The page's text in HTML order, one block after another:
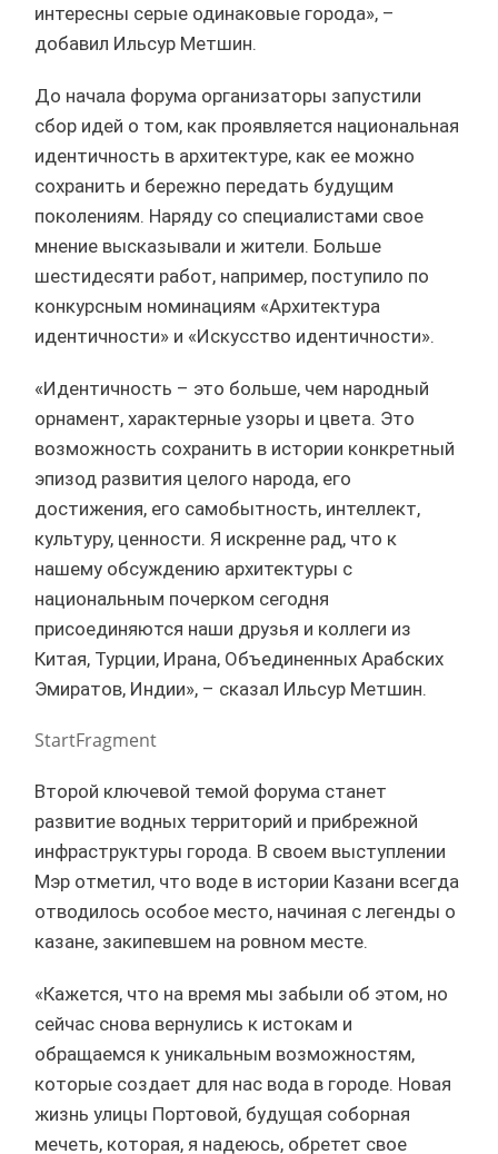
интересны серые одинаковые города», –
добавил Ильсур Метшин.
До начала форума организаторы запустили
сбор идей о том, как проявляется национальная
идентичность в архитектуре, как ее можно
сохранить и бережно передать будущим
поколениям. Наряду со специалистами свое
мнение высказывали и жители. Больше
шестидесяти работ, например, поступило по
конкурсным номинациям «Архитектура
идентичности» и «Искусство идентичности».
«Идентичность – это больше, чем народный
орнамент, характерные узоры и цвета. Это
возможность сохранить в истории конкретный
эпизод развития целого народа, его
достижения, его самобытность, интеллект,
культуру, ценности. Я искренне рад, что к
нашему обсуждению архитектуры с
национальным почерком сегодня
присоединяются наши друзья и коллеги из
Китая, Турции, Ирана, Объединенных Арабских
Эмиратов, Индии», – сказал Ильсур Метшин.
StartFragment
Второй ключевой темой форума станет
развитие водных территорий и прибрежной
инфраструктуры города. В своем выступлении
Мэр отметил, что воде в истории Казани всегда
отводилось особое место, начиная с легенды о
казане, закипевшем на ровном месте.
«Кажется, что на время мы забыли об этом, но
сейчас снова вернулись к истокам и
обращаемся к уникальным возможностям,
которые создает для нас вода в городе. Новая
жизнь улицы Портовой, будущая соборная
мечеть, которая, я надеюсь, обретет свое